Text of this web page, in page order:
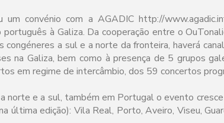
um convénio com a AGADIC http://
à Galiza. Da cooperação entre o
congéneres a sul e a norte da fronteira, haverá
na Galiza, bem como à presença de 5 grupos
em regime de intercâmbio, dos 59 concertos
norte e a sul, também em Portugal o evento
última edição): Vila Real, Porto, Aveiro, Viseu,